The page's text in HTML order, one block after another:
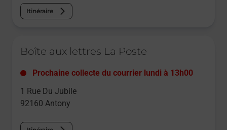
Itinéraire
Boîte aux lettres La Poste
Prochaine collecte du courrier lundi à 13h00
1 Rue Du Jubile
92160 Antony